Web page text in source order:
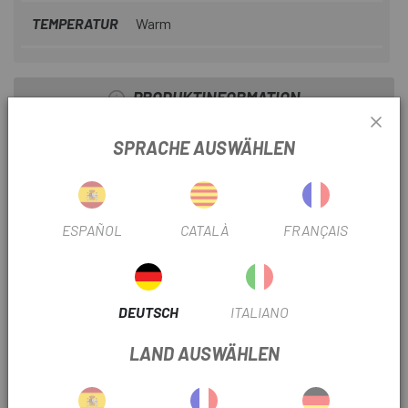
TEMPERATUR Warm
PRODUKTINFORMATION
Spezifikationen:
Mesh-Zonen zur Verbesserung der Atmungsaktivität
Fußgewölbes verbessert die Passform und den Komfort
Das gerippte Oberband rutscht nicht herunter, egal wie hart
Uni: 71 % Nylon, 12 % Baumwolle, 11 % Polyester, 6 %
SPRACHE AUSWÄHLEN
ESPAÑOL CATALÀ FRANÇAIS
DEUTSCH ITALIANO
LAND AUSWÄHLEN